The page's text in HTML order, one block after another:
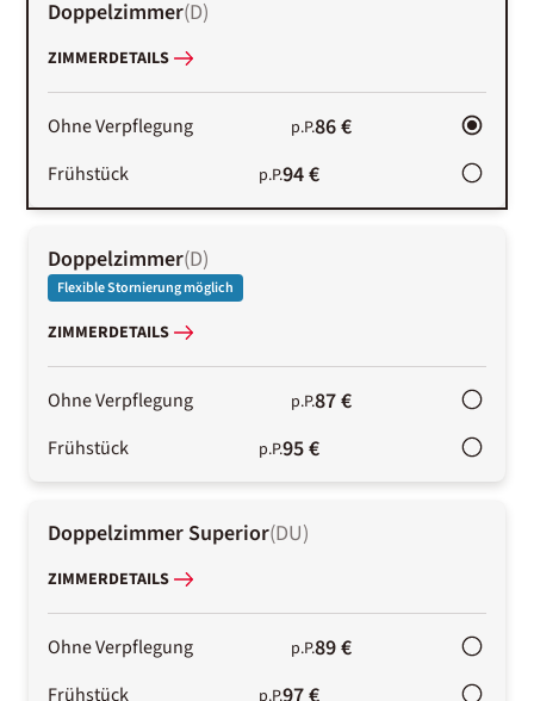
Doppelzimmer(D)
ZIMMERDETAILS
Ohne Verpflegung p.P.86 €
Frühstück p.P.94 €
Doppelzimmer(D)
Flexible Stornierung möglich
ZIMMERDETAILS
Ohne Verpflegung p.P.87 €
Frühstück p.P.95 €
Doppelzimmer Superior(DU)
ZIMMERDETAILS
Ohne Verpflegung p.P.89 €
Frühstück p.P.